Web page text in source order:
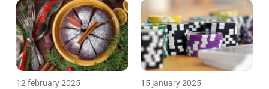
12 february 2025 15 january 2025